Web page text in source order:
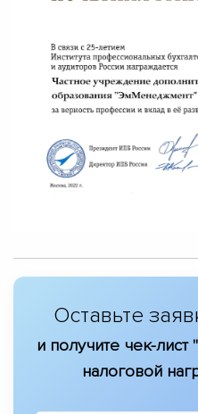
Оставьте
и получите чек-
налоговой